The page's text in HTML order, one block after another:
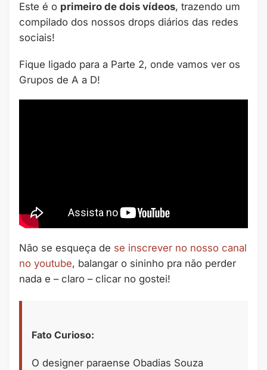
Este é o primeiro de dois vídeos, trazendo um
compilado dos nossos drops diários das redes
sociais!
Fique ligado para a Parte 2, onde vamos ver os
Grupos de A a D!
Não se esqueça de se inscrever no nosso canal
no youtube, balangar o sininho pra não perder
nada e – claro – clicar no gostei!
Fato Curioso:
O designer paraense Obadias Souza